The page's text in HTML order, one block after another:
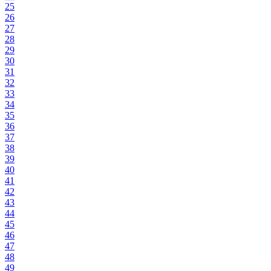
25
26
27
28
29
30
31
32
33
34
35
36
37
38
39
40
41
42
43
44
45
46
47
48
49